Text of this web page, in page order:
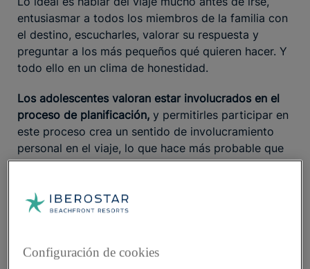
entusiasmar a todos los miembros de la familia con
el destino, escucharles, valorar su respuesta y
preguntar a los más pequeños qué quieren hacer. Y
todo ello en un clima de honestidad.
Los adolescentes valoran estar involucrados en el
proceso de planificación, y permitirles participar en
este proceso crea un sentido de involucramiento
personal en el viaje, lo que hace más probable que
hagan un esfuerzo innato para disfrutar de la
sobre lo que disfrutarán. Esta opción es mucho más
inteligente que la de 'arrastrar' a un quinceañero
elegido los padres.
Configuración de cookies